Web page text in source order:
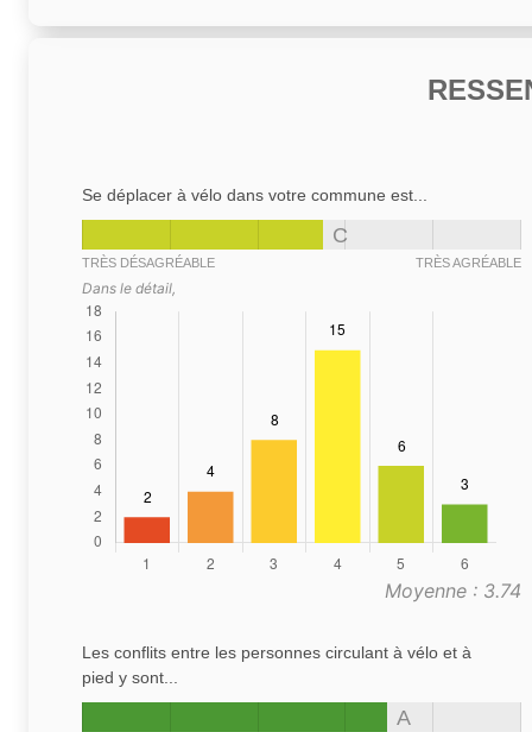
Se déplacer à vélo dans votre commune est...
C
TRÈS DÉSAGRÉABLE TRÈS AGRÉABLE
Dans le détail,
Moyenne : 3.74
Les conflits entre les personnes circulant à vélo et à
pied y sont...
A